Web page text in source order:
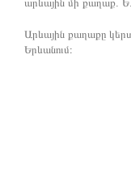
արևային մի քաղաք.
Արևային քաղաքը
Երևանում։